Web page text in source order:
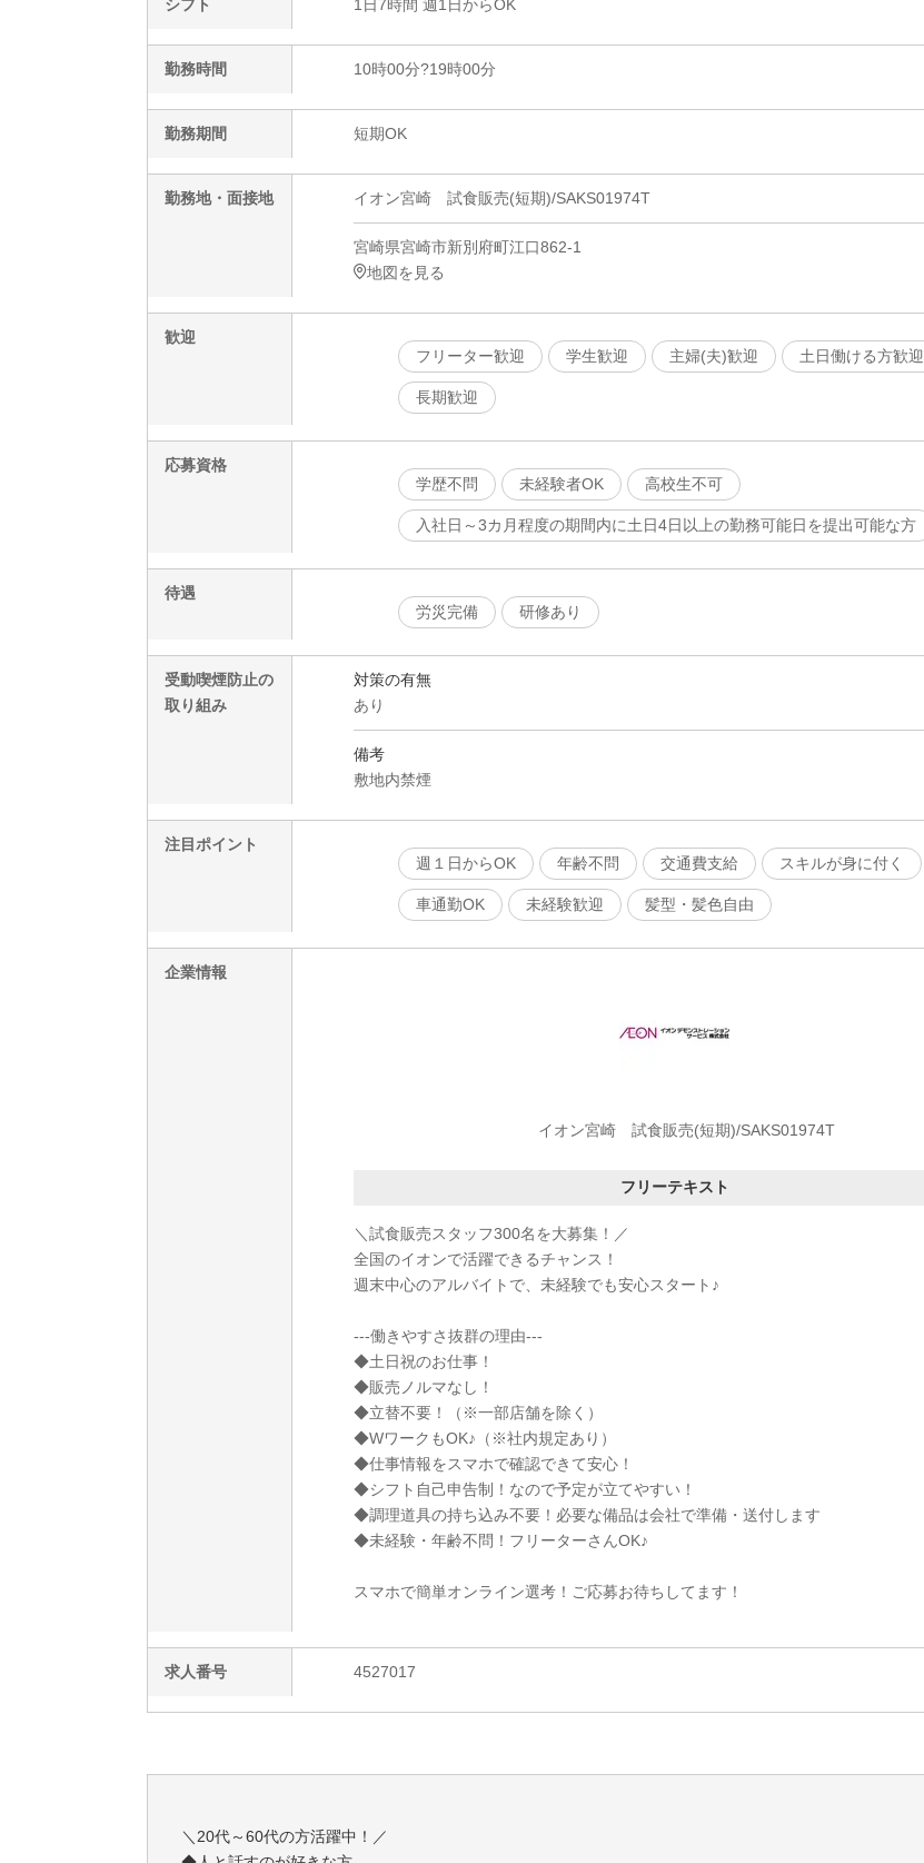
シフト 1日7時間 週1日からOK
勤務時間 10時00分?19時00分
勤務期間 短期OK
勤務地・面接地 イオン宮崎 試食販売(短期)/SAKS01974T
宮崎県宮崎市新別府町江口862-1
地図を見る
歓迎
フリーター歓迎
学生歓迎 主婦(夫)歓迎 土日働ける方歓迎
長期歓迎
応募資格
学歴不問
未経験者OK 高校生不可
入社日～3カ月程度の期間内に土日4日以上の勤務可能日を提出可能な方
待遇
労災完備
研修あり
受動喫煙防止の
取り組み
対策の有無
あり
備考
敷地内禁煙
注目ポイント
週１日からOK
年齢不問 交通費支給 スキルが身に付く
車通勤OK 未経験歓迎 髪型・髪色自由
企業情報
イオン宮崎 試食販売(短期)/SAKS01974T
フリーテキスト
＼試食販売スタッフ300名を大募集！／
全国のイオンで活躍できるチャンス！
週末中心のアルバイトで、未経験でも安心スタート♪
---働きやすさ抜群の理由---
◆土日祝のお仕事！
◆販売ノルマなし！
◆立替不要！（※一部店舗を除く）
◆WワークもOK♪（※社内規定あり）
◆仕事情報をスマホで確認できて安心！
◆シフト自己申告制！なので予定が立てやすい！
◆調理道具の持ち込み不要！必要な備品は会社で準備・送付します
◆未経験・年齢不問！フリーターさんOK♪
スマホで簡単オンライン選考！ご応募お待ちしてます！
求人番号 4527017
＼20代～60代の方活躍中！／